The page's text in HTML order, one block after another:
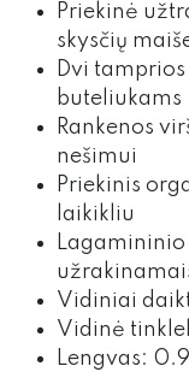
Priekinė
skysčių
Dvi
buteliukams
Rankenos
nešimui
Priekinis
laikikliu
Vidiniai
Vidinė
Lengvas: